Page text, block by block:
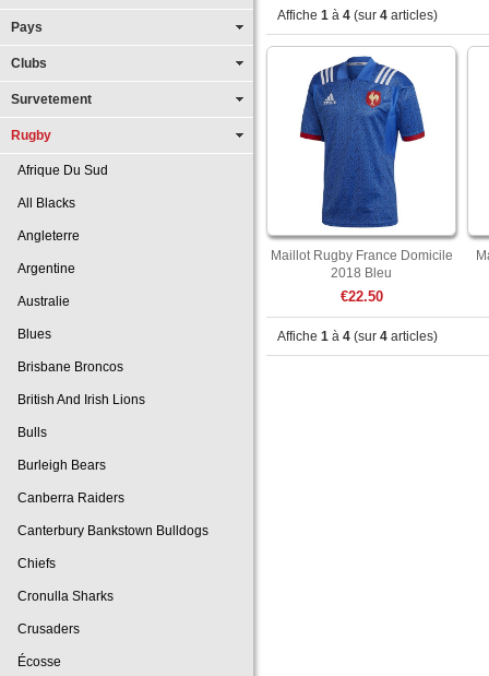
Pays
Clubs
Survetement
Rugby
Afrique Du Sud
All Blacks
Angleterre
Argentine
Australie
Blues
Brisbane Broncos
British And Irish Lions
Bulls
Burleigh Bears
Canberra Raiders
Canterbury Bankstown Bulldogs
Chiefs
Cronulla Sharks
Crusaders
Écosse
Affiche 1 à 4 (sur 4 articles)
Maillot Rugby France Domicile
2018 Bleu
€22.50
Affiche 1 à 4 (sur 4 articles)